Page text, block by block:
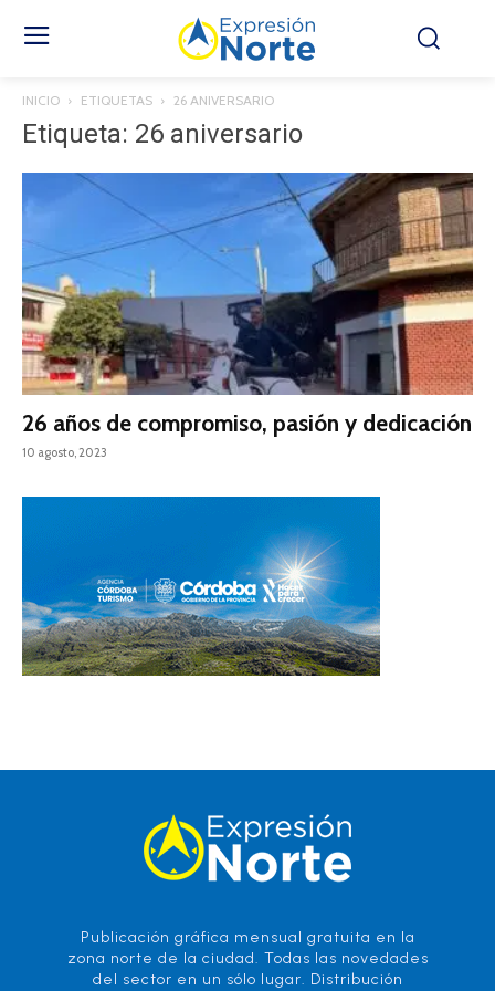
INICIO ETIQUETAS 26 ANIVERSARIO
Etiqueta: 26 aniversario
26 años de compromiso, pasión y dedicación
10 agosto, 2023
Publicación gráfica mensual gratuita en la
zona norte de la ciudad. Todas las novedades
del sector en un sólo lugar. Distribución